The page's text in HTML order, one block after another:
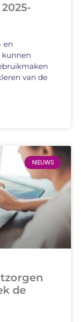
en
kunnen
van de
NIEUWS
de